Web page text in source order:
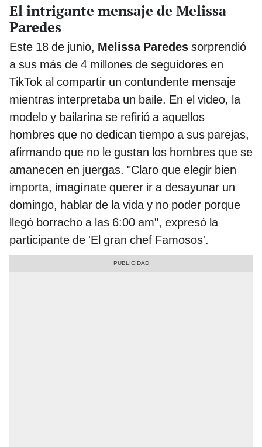
El intrigante mensaje de Melissa
Paredes
Este 18 de junio, Melissa Paredes sorprendió
a sus más de 4 millones de seguidores en
TikTok al compartir un contundente mensaje
mientras interpretaba un baile. En el video, la
modelo y bailarina se refirió a aquellos
hombres que no dedican tiempo a sus parejas,
afirmando que no le gustan los hombres que se
amanecen en juergas. "Claro que elegir bien
importa, imagínate querer ir a desayunar un
domingo, hablar de la vida y no poder porque
llegó borracho a las 6:00 am", expresó la
participante de 'El gran chef Famosos'.